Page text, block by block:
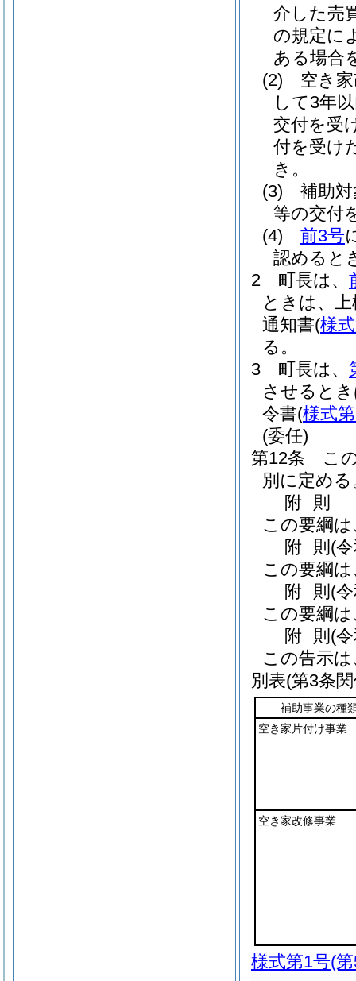
介した売
の規定に
ある場合
(2)
空き
して3年
交付を受
付を受け
き。
(3)
補助
等の交付
(4)
前3号
認めると
2
町長は、
ときは、
通知書(様
る。
3
町長は、
させると
令書(様式
(委任)
第12条
こ
別に定める
附 則
この要綱
附 則 (
この要綱
附 則 (
この要綱
附 則 (
この告示
別表(第3条
補助事業の種
空き家片付け事業
空き家改修事業
様式第1号(